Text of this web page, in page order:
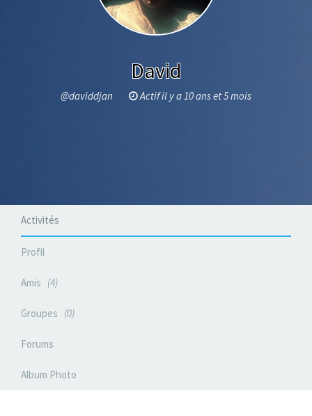
David
@daviddjan Actif il y a 10 ans et 5 mois
Activités
Profil
Amis 4
Groupes 0
Forums
Album Photo